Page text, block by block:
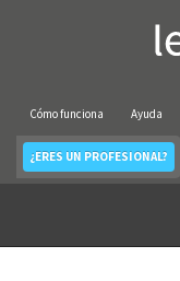
Cómo funciona Ayuda
¿ERES UN PROFESIONAL?